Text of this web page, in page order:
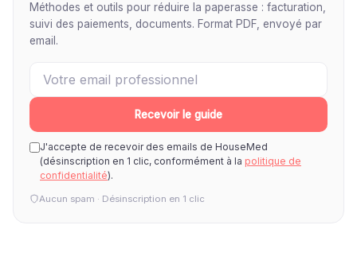
Méthodes et outils pour réduire la paperasse : facturation,
suivi des paiements, documents. Format PDF, envoyé par
email.
Recevoir le guide
J'accepte de recevoir des emails de HouseMed
(désinscription en 1 clic, conformément à la politique de
confidentialité).
Aucun spam · Désinscription en 1 clic